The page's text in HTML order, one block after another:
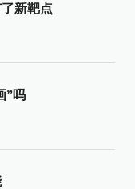
新靶点
”吗